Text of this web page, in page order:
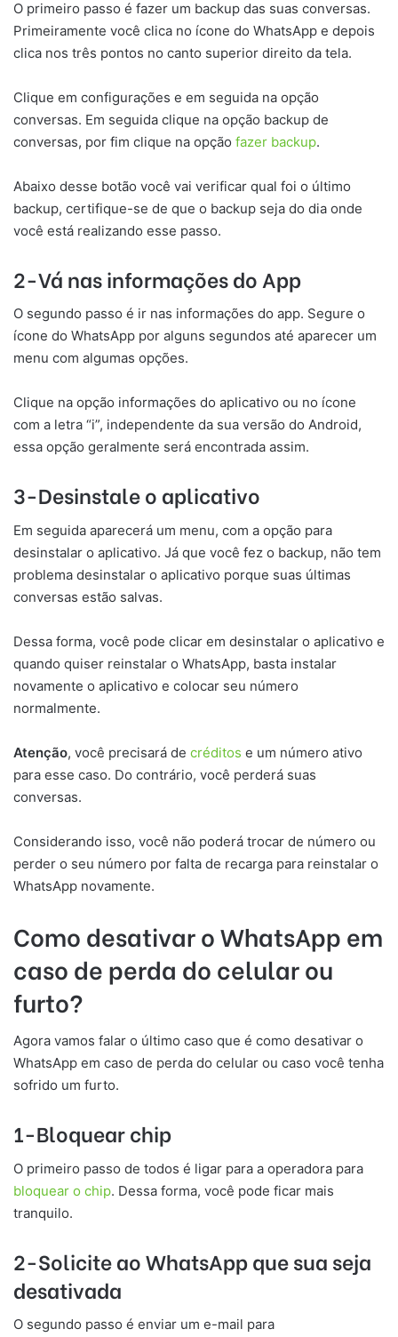
O primeiro passo é fazer um backup das suas conversas.
Primeiramente você clica no ícone do WhatsApp e depois
clica nos três pontos no canto superior direito da tela.
Clique em configurações e em seguida na opção
conversas. Em seguida clique na opção backup de
conversas, por fim clique na opção fazer backup.
Abaixo desse botão você vai verificar qual foi o último
backup, certifique-se de que o backup seja do dia onde
você está realizando esse passo.
2-Vá nas informações do App
O segundo passo é ir nas informações do app. Segure o
ícone do WhatsApp por alguns segundos até aparecer um
menu com algumas opções.
Clique na opção informações do aplicativo ou no ícone
com a letra “i”, independente da sua versão do Android,
essa opção geralmente será encontrada assim.
3-Desinstale o aplicativo
Em seguida aparecerá um menu, com a opção para
desinstalar o aplicativo. Já que você fez o backup, não tem
problema desinstalar o aplicativo porque suas últimas
conversas estão salvas.
Dessa forma, você pode clicar em desinstalar o aplicativo e
quando quiser reinstalar o WhatsApp, basta instalar
novamente o aplicativo e colocar seu número
normalmente.
Atenção, você precisará de créditos e um número ativo
para esse caso. Do contrário, você perderá suas
conversas.
Considerando isso, você não poderá trocar de número ou
perder o seu número por falta de recarga para reinstalar o
WhatsApp novamente.
Como desativar o WhatsApp em
caso de perda do celular ou
furto?
Agora vamos falar o último caso que é como desativar o
WhatsApp em caso de perda do celular ou caso você tenha
sofrido um furto.
1-Bloquear chip
O primeiro passo de todos é ligar para a operadora para
bloquear o chip. Dessa forma, você pode ficar mais
tranquilo.
2-Solicite ao WhatsApp que sua seja
desativada
O segundo passo é enviar um e-mail para